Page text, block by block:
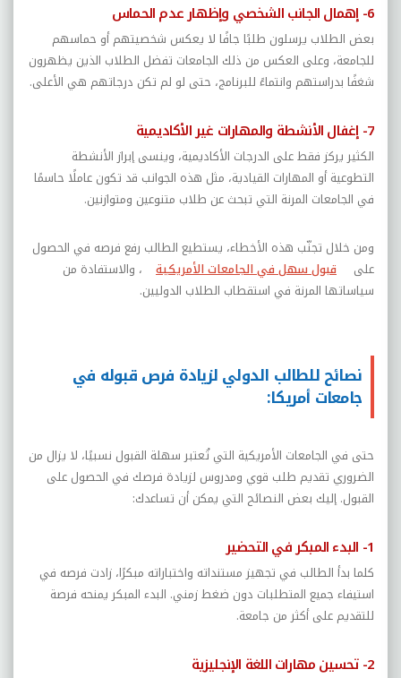
6- إهمال الجانب الشخصي وإظهار عدم الحماس
بعض الطلاب يرسلون طلبًا جافًا لا يعكس شخصيتهم أو حماسهم
للجامعة، وعلى العكس من ذلك الجامعات تفضل الطلاب الذين يظهرون
شغفًا بدراستهم وانتماءً للبرنامج، حتى لو لم تكن درجاتهم هي الأعلى.
7- إغفال الأنشطة والمهارات غير الأكاديمية
الكثير يركز فقط على الدرجات الأكاديمية، وينسى إبراز الأنشطة
التطوعية أو المهارات القيادية، مثل هذه الجوانب قد تكون عاملًا حاسمًا
في الجامعات المرنة التي تبحث عن طلاب متنوعين ومتوازنين.
ومن خلال تجنّب هذه الأخطاء، يستطيع الطالب رفع فرصه في الحصول
على
قبول سهل في الجامعات الأمريكية
، والاستفادة من
سياساتها المرنة في استقطاب الطلاب الدوليين.
نصائح للطالب الدولي لزيادة فرص قبوله في
جامعات أمريكا:
حتى في الجامعات الأمريكية التي تُعتبر سهلة القبول نسبيًا، لا يزال من
الضروري تقديم طلب قوي ومدروس لزيادة فرصك في الحصول على
القبول. إليك بعض النصائح التي يمكن أن تساعدك:
1- البدء المبكر في التحضير
كلما بدأ الطالب في تجهيز مستنداته واختباراته مبكرًا، زادت فرصه في
استيفاء جميع المتطلبات دون ضغط زمني. البدء المبكر يمنحه فرصة
للتقديم على أكثر من جامعة.
2- تحسين مهارات اللغة الإنجليزية